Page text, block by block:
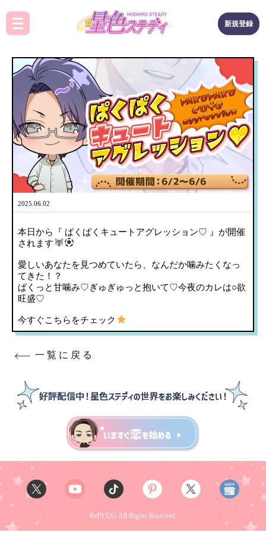
新規登録
2025.06.02
本日から『 ぱくぱくキュートアグレッション♡ 』が開催
されます
愛しいあなたを見つめていたら、なんだか噛みたくなっ
てきた！？
ぱくっと甘噛み♡ぎゅぎゅっと抱いて♡今夜のカレは○欲
旺盛♡
今すぐこちらをチェック
一覧に戻る
RePLUG.All Rights Reserved.